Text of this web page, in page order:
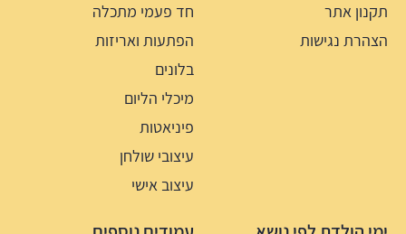
תקנון אתר
הצהרת נגישות
חד פעמי מתכלה
הפתעות ואריזות
בלונים
מיכלי הליום
פיניאטות
עיצובי שולחן
עיצוב אישי